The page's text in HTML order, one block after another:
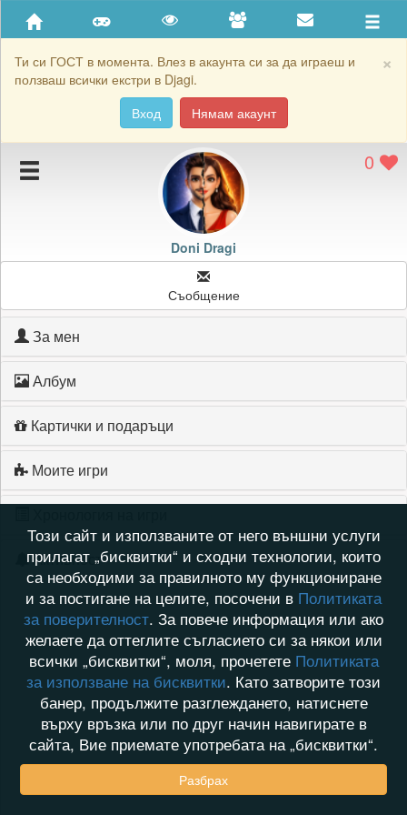
×
Ти си ГОСТ в момента. Влез в акаунта си за да играеш и
ползваш всички екстри в Djagi.
Вход
Нямам акаунт
Приятели
Хронология на игри
Подаръците на Doni Dragi
Картичките на Doni Dragi
0
Doni Dragi
Съобщение
За мен
Албум
Картички и подаръци
Моите игри
Активност
Този сайт и използваните от него външни услуги
прилагат „бисквитки“ и сходни технологии, които
са необходими за правилното му функциониране
и за постигане на целите, посочени в Политиката
за поверителност. За повече информация или ако
желаете да оттеглите съгласието си за някои или
всички „бисквитки“, моля, прочетете Политиката
за използване на бисквитки. Като затворите този
банер, продължите разглеждането, натиснете
върху връзка или по друг начин навигирате в
сайта, Вие приемате употребата на „бисквитки“.
Разбрах